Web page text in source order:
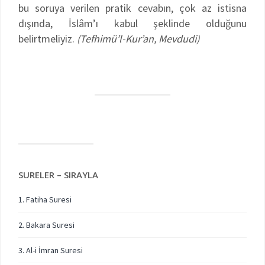
bu soruya verilen pratik cevabın, çok az istisna
dışında, İslâm’ı kabul şeklinde olduğunu
belirtmeliyiz. (Tefhimü’l-Kur’an, Mevdudi)
SURELER – SIRAYLA
1. Fatiha Suresi
2. Bakara Suresi
3. Al-i İmran Suresi